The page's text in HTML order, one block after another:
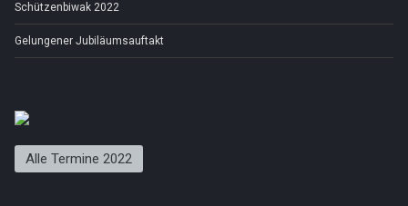
Schützenbiwak 2022
Gelungener Jubiläumsauftakt
Alle Termine 2022